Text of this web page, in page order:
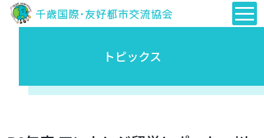
トピックス